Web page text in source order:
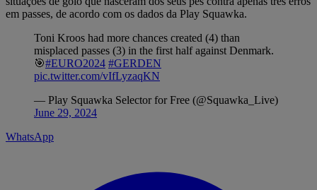
em passes, de acordo com os dados da Play Squawka.
Toni Kroos had more chances created (4) than
misplaced passes (3) in the first half against Denmark.
🎯#EURO2024 #GERDEN
pic.twitter.com/vIfLyzaqKN
— Play Squawka Selector for Free (@Squawka_Live)
June 29, 2024
WhatsApp